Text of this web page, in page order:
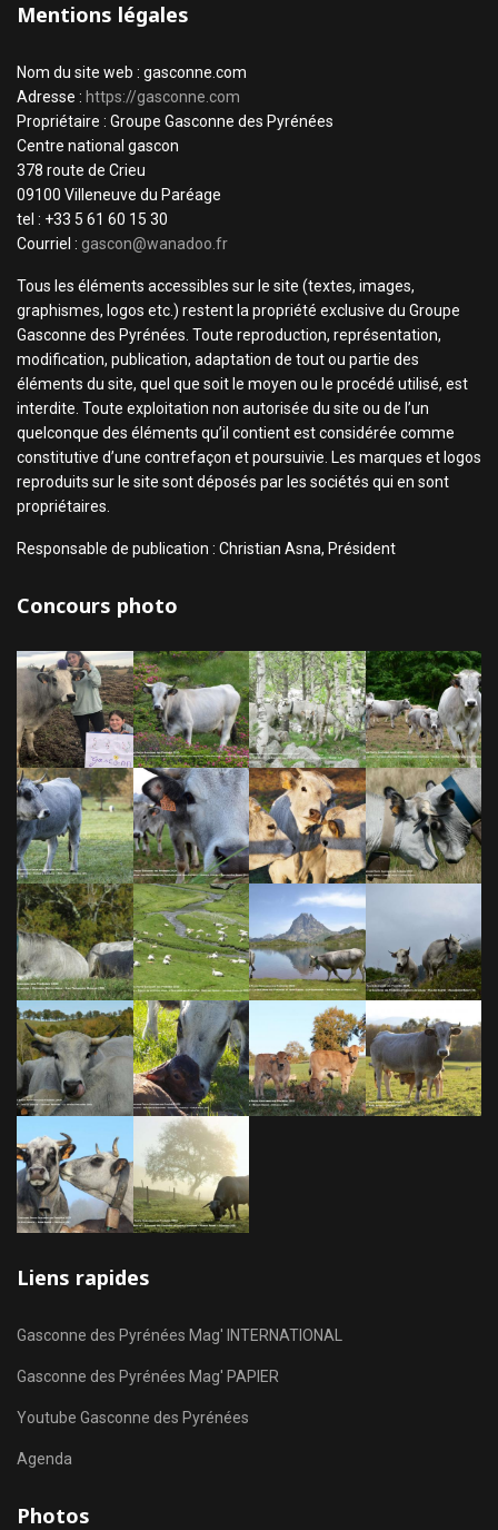
Mentions légales
Nom du site web : gasconne.com
Adresse : https://gasconne.com
Propriétaire : Groupe Gasconne des Pyrénées
Centre national gascon
378 route de Crieu
09100 Villeneuve du Paréage
tel : +33 5 61 60 15 30
Courriel : gascon@wanadoo.fr
Tous les éléments accessibles sur le site (textes, images,
graphismes, logos etc.) restent la propriété exclusive du Groupe
Gasconne des Pyrénées. Toute reproduction, représentation,
modification, publication, adaptation de tout ou partie des
éléments du site, quel que soit le moyen ou le procédé utilisé, est
interdite. Toute exploitation non autorisée du site ou de l’un
quelconque des éléments qu’il contient est considérée comme
constitutive d’une contrefaçon et poursuivie. Les marques et logos
reproduits sur le site sont déposés par les sociétés qui en sont
propriétaires.
Responsable de publication : Christian Asna, Président
Concours photo
Liens rapides
Gasconne des Pyrénées Mag' INTERNATIONAL
Gasconne des Pyrénées Mag' PAPIER
Youtube Gasconne des Pyrénées
Agenda
Photos